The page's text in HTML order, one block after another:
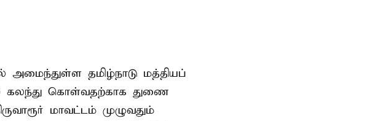
அமைந்துள்ள தமிழ்நாடு மத்தியப்
கலந்து கொள்வதற்காக துணை
மாவட்டம் முழுவதும்